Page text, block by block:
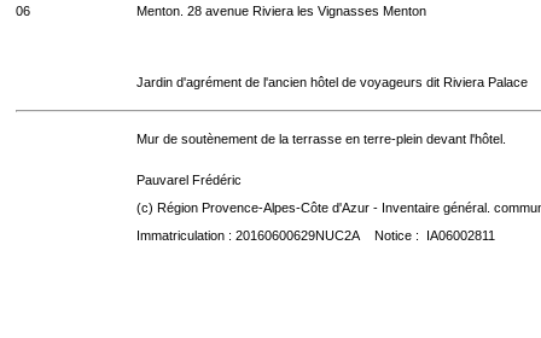
06 Menton. 28 avenue Riviera les Vignasses Menton
Jardin d'agrément de l'ancien hôtel de voyageurs dit Riviera Palace
Mur de soutènement de la terrasse en terre-plein devant l'hôtel.
Pauvarel Frédéric
(c) Région Provence-Alpes-Côte d'Azur - Inventaire général.
Immatriculation : 20160600629NUC2A Notice : IA06002811